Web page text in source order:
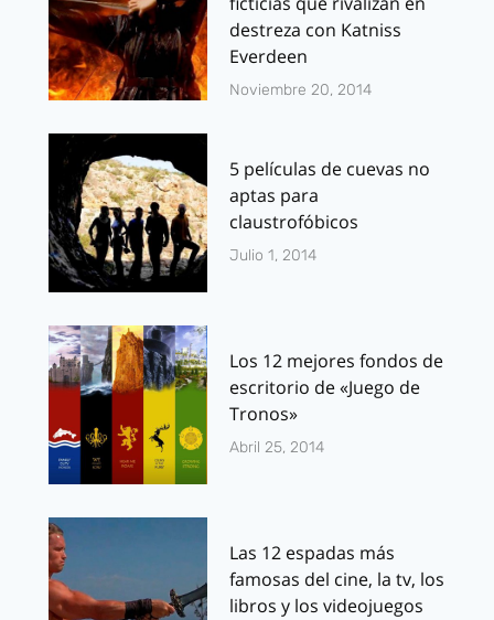
destreza con Katniss
Everdeen
Noviembre 20, 2014
5 películas de cuevas no
aptas para
claustrofóbicos
Julio 1, 2014
Los 12 mejores fondos de
escritorio de «Juego de
Tronos»
Abril 25, 2014
Las 12 espadas más
famosas del cine, la tv, los
libros y los videojuegos